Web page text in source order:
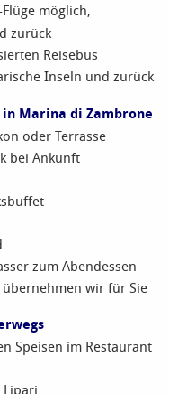
möglich,
zurück
Reisebus
Inseln und zurück
Marina di Zambrone
oder Terrasse
bei Ankunft
zum Abendessen
wir für Sie
Speisen im Restaurant
Lipari